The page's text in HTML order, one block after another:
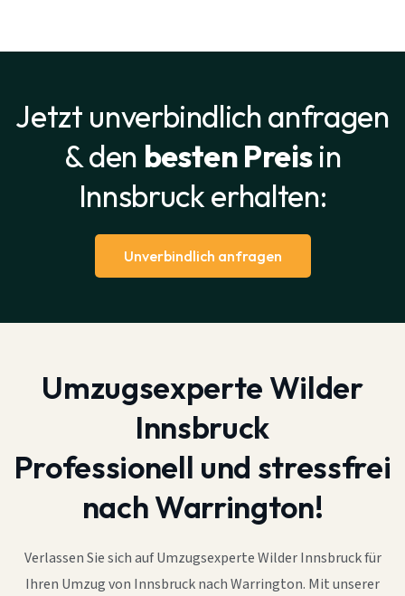
Jetzt unverbindlich anfragen
& den besten Preisin
Innsbruck erhalten:
Unverbindlich anfragen
Umzugsexperte Wilder
Innsbruck
Professionell und stressfrei
nach Warrington!
Verlassen Sie sich auf Umzugsexperte Wilder Innsbruck für
Ihren Umzug von Innsbruck nach Warrington. Mit unserer